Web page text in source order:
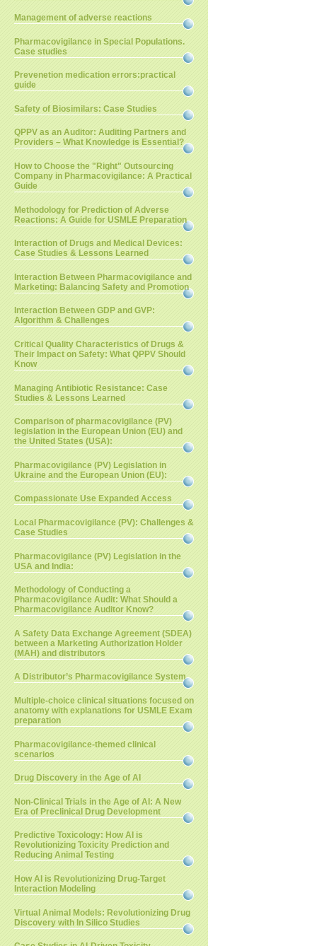
Management of adverse reactions
Pharmacovigilance in Special Populations.
Case studies
Prevenetion medication errors:practical
guide
Safety of Biosimilars: Case Studies
QPPV as an Auditor: Auditing Partners and
Providers – What Knowledge is Essential?
How to Choose the "Right" Outsourcing
Company in Pharmacovigilance: A Practical
Guide
Methodology for Prediction of Adverse
Reactions: A Guide for USMLE Preparation
Interaction of Drugs and Medical Devices:
Case Studies & Lessons Learned
Interaction Between Pharmacovigilance and
Marketing: Balancing Safety and Promotion
Interaction Between GDP and GVP:
Algorithm & Challenges
Critical Quality Characteristics of Drugs &
Their Impact on Safety: What QPPV Should
Know
Managing Antibiotic Resistance: Case
Studies & Lessons Learned
Comparison of pharmacovigilance (PV)
legislation in the European Union (EU) and
the United States (USA):
Pharmacovigilance (PV) Legislation in
Ukraine and the European Union (EU):
Compassionate Use Expanded Access
Local Pharmacovigilance (PV): Challenges &
Case Studies
Pharmacovigilance (PV) Legislation in the
USA and India:
Methodology of Conducting a
Pharmacovigilance Audit: What Should a
Pharmacovigilance Auditor Know?
A Safety Data Exchange Agreement (SDEA)
between a Marketing Authorization Holder
(MAH) and distributors
A Distributor’s Pharmacovigilance System
Multiple-choice clinical situations focused on
anatomy with explanations for USMLE Exam
preparation
Pharmacovigilance-themed clinical
scenarios
Drug Discovery in the Age of AI
Non-Clinical Trials in the Age of AI: A New
Era of Preclinical Drug Development
Predictive Toxicology: How AI is
Revolutionizing Toxicity Prediction and
Reducing Animal Testing
How AI is Revolutionizing Drug-Target
Interaction Modeling
Virtual Animal Models: Revolutionizing Drug
Discovery with In Silico Studies